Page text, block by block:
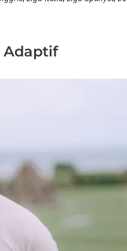
Adaptif